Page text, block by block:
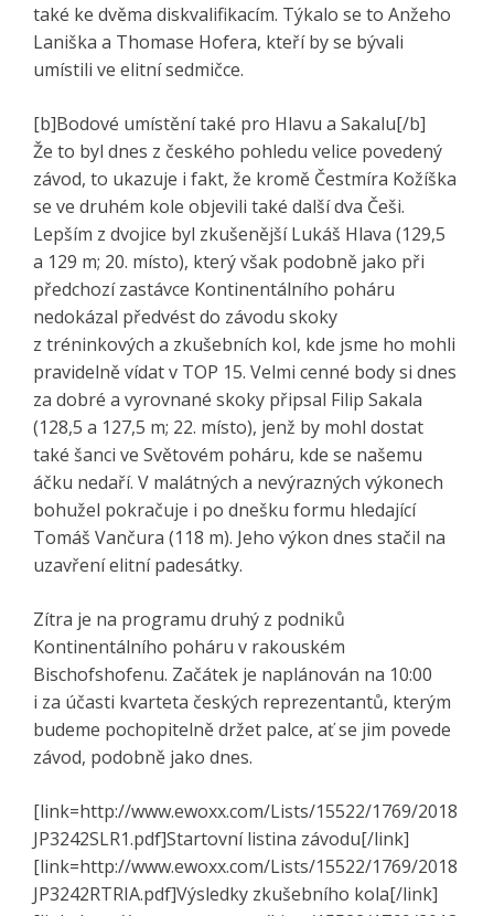
také ke dvěma diskvalifikacím. Týkalo se to Anžeho
Laniška a Thomase Hofera, kteří by se bývali
umístili ve elitní sedmičce.
[b]Bodové umístění také pro Hlavu a Sakalu[/b]
Že to byl dnes z českého pohledu velice povedený
závod, to ukazuje i fakt, že kromě Čestmíra Kožíška
se ve druhém kole objevili také další dva Češi.
Lepším z dvojice byl zkušenější Lukáš Hlava (129,5
a 129 m; 20. místo), který však podobně jako při
předchozí zastávce Kontinentálního poháru
nedokázal předvést do závodu skoky
z tréninkových a zkušebních kol, kde jsme ho mohli
pravidelně vídat v TOP 15. Velmi cenné body si dnes
za dobré a vyrovnané skoky připsal Filip Sakala
(128,5 a 127,5 m; 22. místo), jenž by mohl dostat
také šanci ve Světovém poháru, kde se našemu
áčku nedaří. V malátných a nevýrazných výkonech
bohužel pokračuje i po dnešku formu hledající
Tomáš Vančura (118 m). Jeho výkon dnes stačil na
uzavření elitní padesátky.
Zítra je na programu druhý z podniků
Kontinentálního poháru v rakouském
Bischofshofenu. Začátek je naplánován na 10:00
i za účasti kvarteta českých reprezentantů, kterým
budeme pochopitelně držet palce, ať se jim povede
závod, podobně jako dnes.
[link=http://www.ewoxx.com/Lists/15522/1769/2018
JP3242SLR1.pdf]Startovní listina závodu[/link]
[link=http://www.ewoxx.com/Lists/15522/1769/2018
JP3242RTRIA.pdf]Výsledky zkušebního kola[/link]